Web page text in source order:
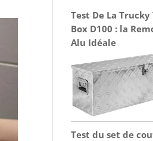
Test De La
Box D100 : la
Alu Idéale
Test du set de